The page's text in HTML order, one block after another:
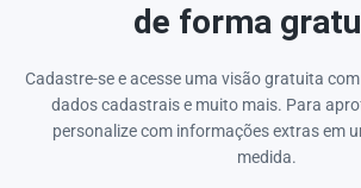
de forma
Cadastre-se e acesse uma visão gratuita
dados cadastrais e muito mais. Para
personalize com informações extras em
medida.